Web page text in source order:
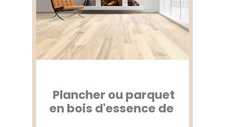
Plancher ou parquet
en bois d'essence de